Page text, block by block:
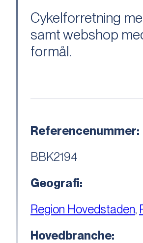
Cykelforretning
samt webshop
formål.
Referencenummer:
BBK2194
Geografi:
Region Hovedstaden,
Hovedbranche: